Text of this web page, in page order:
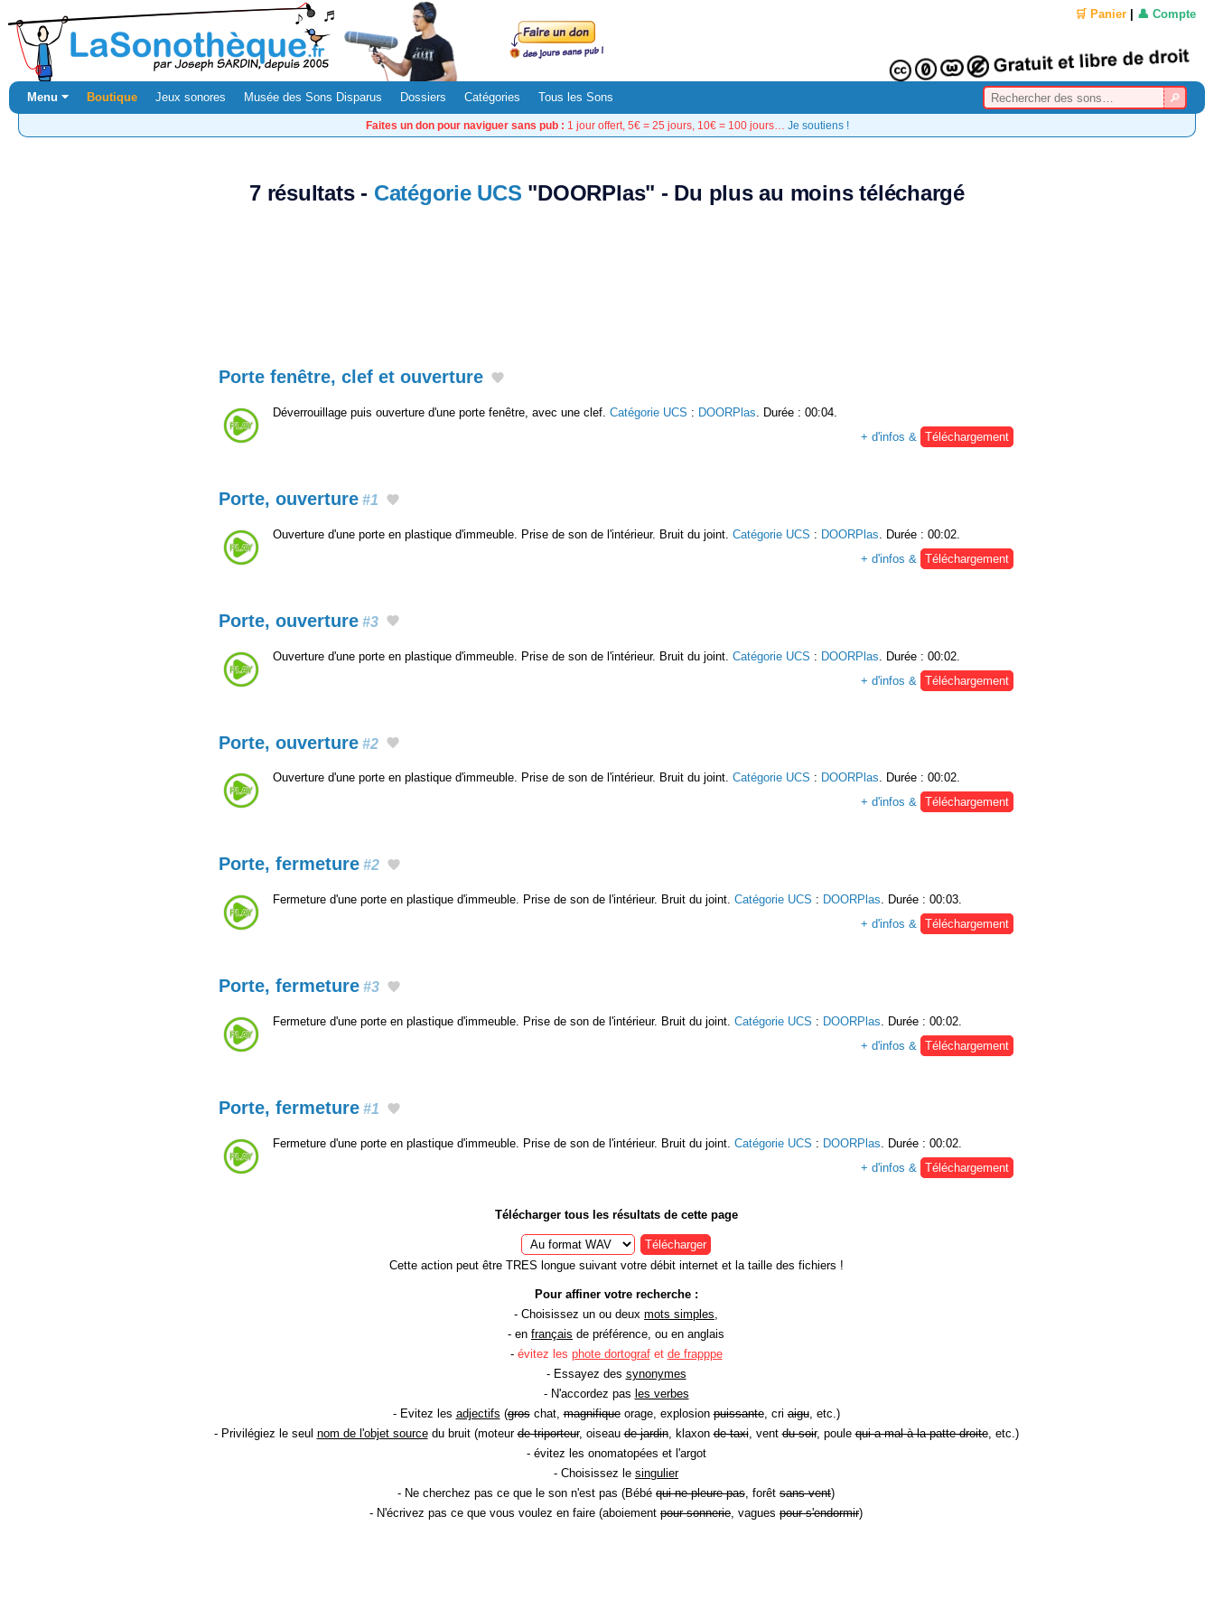
🛒 Panier 👤 Compte
Menu ⏷ Boutique Jeux sonores Musée des Sons Disparus Dossiers Catégories Tous les Sons
Faites un don pour naviguer sans pub : 1 jour offert, 5€ = 25 jours, 10€ = 100 jours… Je soutiens !
7 résultats - Catégorie UCS "DOORPlas" - Du plus au moins téléchargé
Porte fenêtre, clef et ouverture
Déverrouillage puis ouverture d'une porte fenêtre, avec une clef. Catégorie UCS : DOORPlas . Durée : 00:04.
+ d'infos &
Téléchargement
Porte, ouverture #1
Ouverture d'une porte en plastique d'immeuble. Prise de son de l'intérieur. Bruit du joint. Catégorie UCS : DOORPlas . Durée : 00:02.
+ d'infos &
Téléchargement
Porte, ouverture #3
Ouverture d'une porte en plastique d'immeuble. Prise de son de l'intérieur. Bruit du joint. Catégorie UCS : DOORPlas . Durée : 00:02.
+ d'infos &
Téléchargement
Porte, ouverture #2
Ouverture d'une porte en plastique d'immeuble. Prise de son de l'intérieur. Bruit du joint. Catégorie UCS : DOORPlas. Durée : 00:02.
+ d'infos & Téléchargement
Porte, fermeture #2
Fermeture d'une porte en plastique d'immeuble. Prise de son de l'intérieur. Bruit du joint. Catégorie UCS : DOORPlas. Durée : 00:03.
+ d'infos & Téléchargement
Porte, fermeture #3
Fermeture d'une porte en plastique d'immeuble. Prise de son de l'intérieur. Bruit du joint. Catégorie UCS : DOORPlas. Durée : 00:02.
+ d'infos & Téléchargement
Porte, fermeture #1
Fermeture d'une porte en plastique d'immeuble. Prise de son de l'intérieur. Bruit du joint. Catégorie UCS : DOORPlas . Durée : 00:02.
+ d'infos &
Téléchargement
Télécharger tous les résultats de cette page
Télécharger
Cette action peut être TRES longue suivant votre débit internet et la taille des fichiers !
Pour affiner votre recherche :
- Choisissez un ou deux mots simples
- en français de préférence, ou en anglais
- évitez les phote dortografet de frapppe
- Essayez des synonymes
- N'accordez pas les verbes
- Evitez les adjectifs (groschat,magnifiqueorage, explosionpuissante, criaigu, etc.)
- Privilégiez le seul nom de l'objet sourcedu bruit (moteurde triporteur, oiseaude jardin, klaxonde taxi, ventdu soir, poulequi a mal à la patte droite, etc.)
- évitez les onomatopées et l'argot
- Choisissez le singulier
- Ne cherchez pas ce que le son n'est pas (Bébé qui ne pleure pas , forêt sans vent)
- N'écrivez pas ce que vous voulez en faire (aboiement pour sonnerie , vagues pour s'endormir)